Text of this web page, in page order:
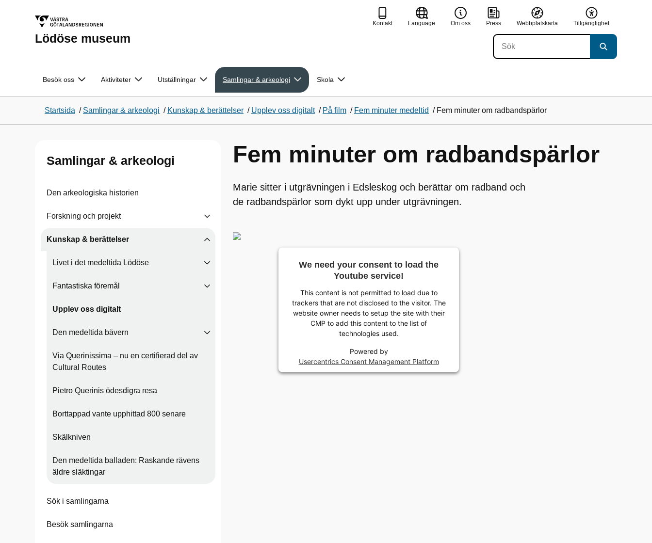
Lödöse museum
Kontakt Language Om oss Press Webbplatskarta Tillgänglighet
Besök oss Aktiviteter Utställningar Samlingar & arkeologi Skola
Startsida / Samlingar & arkeologi / Kunskap & berättelser / Upplev oss digitalt / På film / Fem minuter medeltid / Fem minuter om radbandspärlor
Samlingar & arkeologi
Den arkeologiska historien
Forskning och projekt
Kunskap & berättelser
Livet i det medeltida Lödöse
Fantastiska föremål
Upplev oss digitalt
Den medeltida bävern
Via Querinissima – nu en certifierad del av
Cultural Routes
Pietro Querinis ödesdigra resa
Borttappad vante upphittad 800 senare
Skälkniven
Den medeltida balladen: Raskande rävens
äldre släktingar
Sök i samlingarna
Besök samlingarna
Fem minuter om radbandspärlor
Marie sitter i utgrävningen i Edsleskog och berättar om radband och
de radbandspärlor som dykt upp under utgrävningen.
We need your consent to load the
Youtube service!
This content is not permitted to load due to
trackers that are not disclosed to the visitor. The
website owner needs to setup the site with their
CMP to add this content to the list of
technologies used.
Powered by
Usercentrics Consent Management Platform